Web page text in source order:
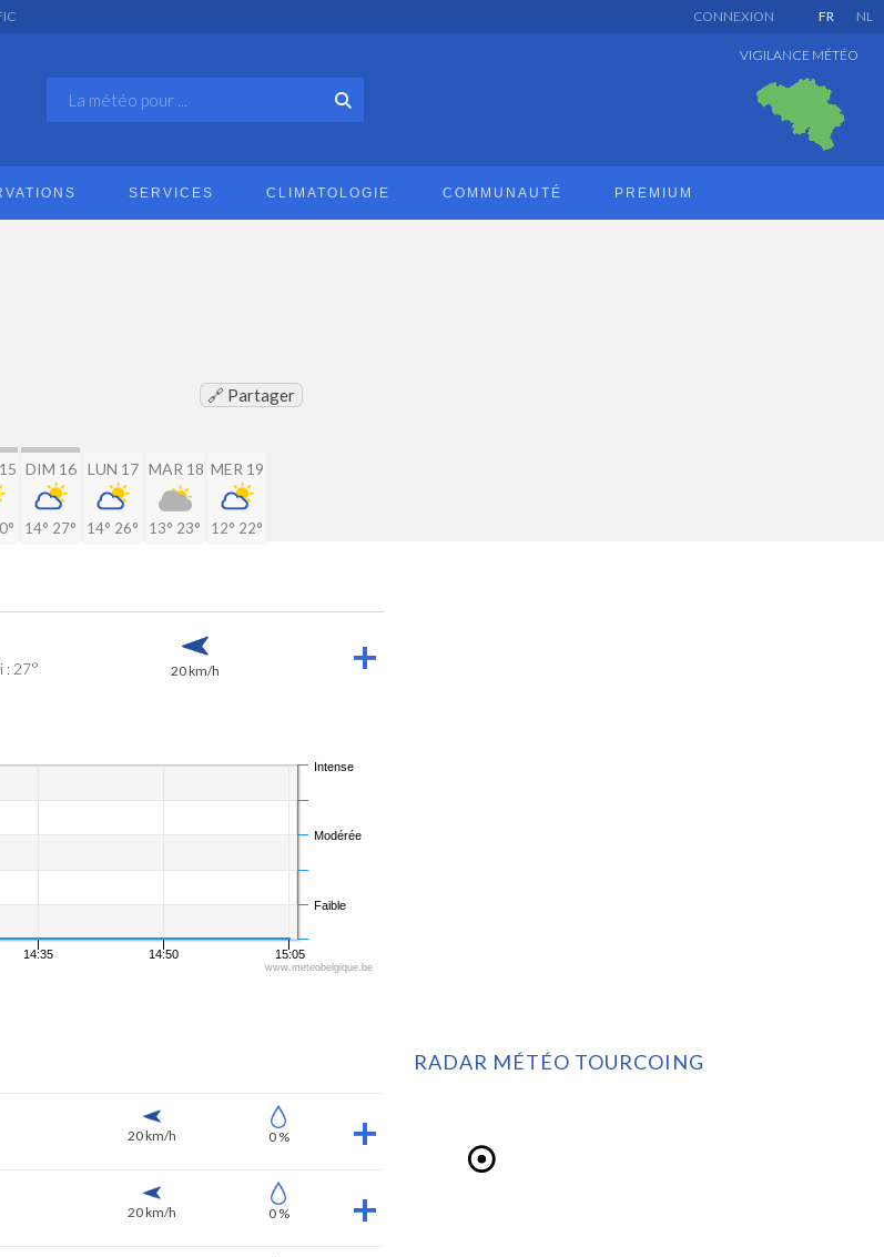
FR NL
CONNEXION
VIGILANCE MÉTÉO
SERVICES CLIMATOLOGIE COMMUNAUTÉ PREMIUM
🔗 Partager
DIM 16
14° 27°
LUN 17
14° 26°
MAR 18
13° 23°
MER 19
12° 22°
: 27° 20 km/h
14:35 14:50 15:05
Faible
Modérée
Intense
www.meteobelgique.be
20 km/h 0 %
20 km/h 0 %
RADAR MÉTÉO TOURCOING